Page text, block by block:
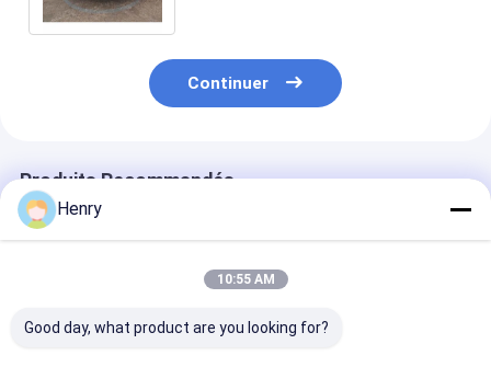
Continuer
Produits Recommandés
Henry
10:55 AM
Good day, what product are you looking for?